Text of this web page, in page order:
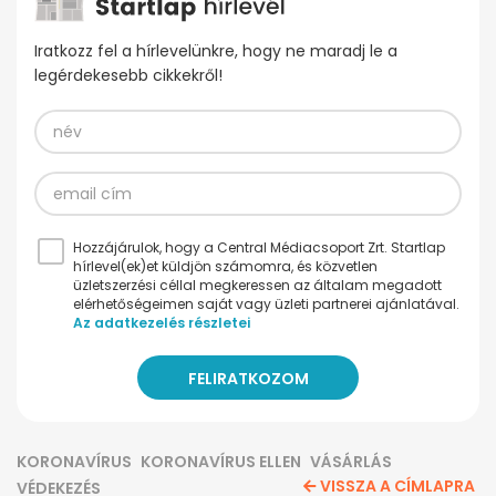
Iratkozz fel a hírlevelünkre, hogy ne maradj le a
legérdekesebb cikkekről!
Hozzájárulok, hogy a Central Médiacsoport Zrt. Startlap
hírlevel(ek)et küldjön számomra, és közvetlen
üzletszerzési céllal megkeressen az általam megadott
elérhetőségeimen saját vagy üzleti partnerei ajánlatával.
Az adatkezelés részletei
KORONAVÍRUS KORONAVÍRUS ELLEN VÁSÁRLÁS
VÉDEKEZÉS
VISSZA A CÍMLAPRA